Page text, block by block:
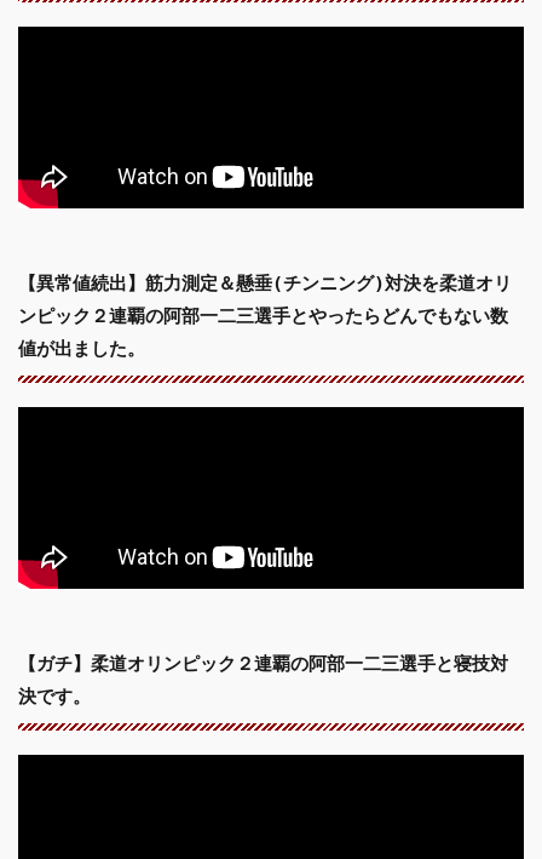
【異常値続出】筋力測定＆懸垂(チンニング)対決を柔道オリ
ンピック２連覇の阿部一二三選手とやったらどんでもない数
値が出ました。
【ガチ】柔道オリンピック２連覇の阿部一二三選手と寝技対
決です。